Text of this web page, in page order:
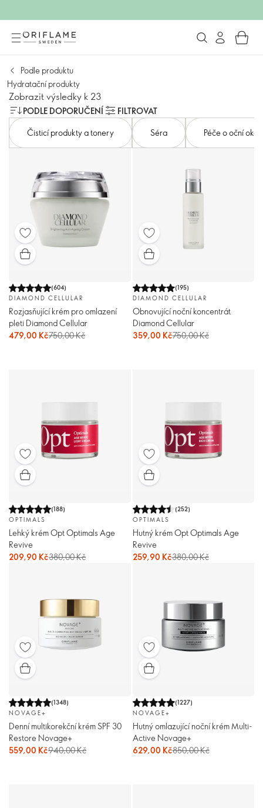
Podle produktu
Hydratační produkty
Zobrazit výsledky k 23
PODLE DOPORUČENÍ
FILTROVAT
Čisticí produkty a tonery
Séra Péče o oční okolí
(604)
DIAMOND CELLULAR
Rozjasňující krém pro omlazení
pleti Diamond Cellular
479,00 Kč750,00 Kč
(195)
DIAMOND CELLULAR
Obnovující noční koncentrát
Diamond Cellular
359,00 Kč750,00 Kč
(188)
OPTIMALS
Lehký krém Opt Optimals Age
Revive
209,90 Kč380,00 Kč
(252)
OPTIMALS
Hutný krém Opt Optimals Age
Revive
259,90 Kč380,00 Kč
(1348)
NOVAGE+
Denní multikorekční krém SPF 30
Restore Novage+
559,00 Kč940,00 Kč
(1227)
NOVAGE+
Hutný omlazující noční krém Multi-
Active Novage+
629,00 Kč850,00 Kč